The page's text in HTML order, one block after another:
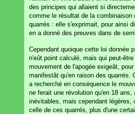
des principes qui allaient si
comme le résultat de la
quarrés : elle s'exprimait, pour ainsi
en a donné des preuves dans de
Cependant quoique cette loi donnée
n'eût point calculé, mais qui peut-
mouvement de l'apogée exigeât,
manifestât qu'en raison des quarrés.
a recherché en conséquence le
ne ferait une révolution qu'en 18
inévitables, mais cependant
celle de ces quarrés, plus d'une